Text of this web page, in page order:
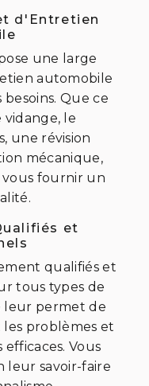
d'Entretien
une large
automobile
Que ce
le
une révision
mécanique,
fournir un
et
qualifiés et
tous types de
leur permet de
problèmes et
Vous
leur savoir-faire